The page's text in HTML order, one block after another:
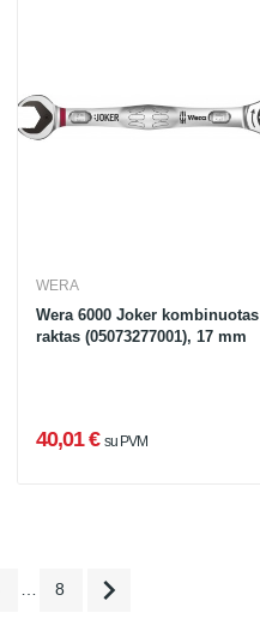
WERA
Wera 6000 Joker kombinuotas
raktas (05073277001), 17 mm
40,01 € su PVM
8 